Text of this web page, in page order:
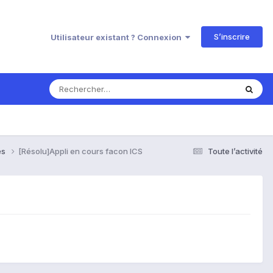
Utilisateur existant ? Connexion S’inscrire
Toute l’activité
[Résolu]Appli en cours facon ICS